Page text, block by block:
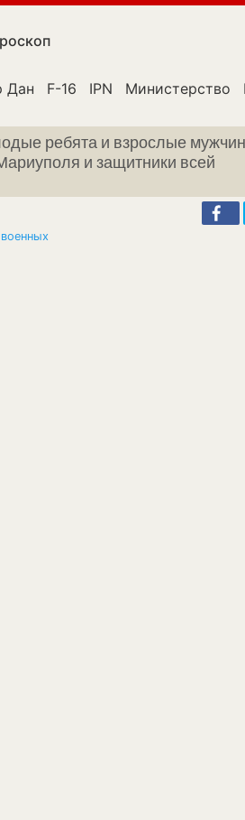
Дан F-16 IPN Министерство
ребята и взрослые
и защитники всей